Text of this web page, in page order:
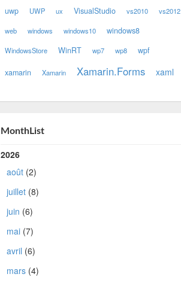
uwp
UWP ux VisualStudio vs2010 vs2012
web windows windows10 windows8
WindowsStore WinRT wp7 wp8 wpf
xamarin Xamarin Xamarin.Forms xaml
MonthList
2026
août(2)
juillet(8)
juin (6)
mai(7)
avril (6)
mars(4)